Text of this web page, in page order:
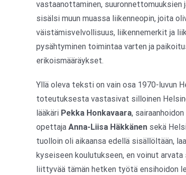
vastaanottaminen,
sisälsi muun muassa liikenneopin, joita
väistämisvelvollisuus, liikennemerkit ja
pysähtyminen toimintaa varten ja
erikoismääräykset.
Yllä oleva teksti on vain osa 1970-luvun
toteutuksesta vastasivat silloinen
lääkäri Pekka Honkavaara,
opettaja Anna-Liisa Häkkänen sekä
tuolloin oli aikaansa edellä sisällöltään,
kyseiseen koulutukseen, en voinut
liittyvää tämän hetken työtä ensihoidon